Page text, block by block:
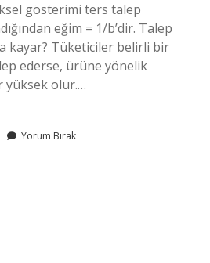
gösterimi ters talep
eğim = 1/b’dir. Talep
kayar? Tüketiciler belirli bir
ederse, ürüne yönelik
yüksek olur.…
Yorum Bırak